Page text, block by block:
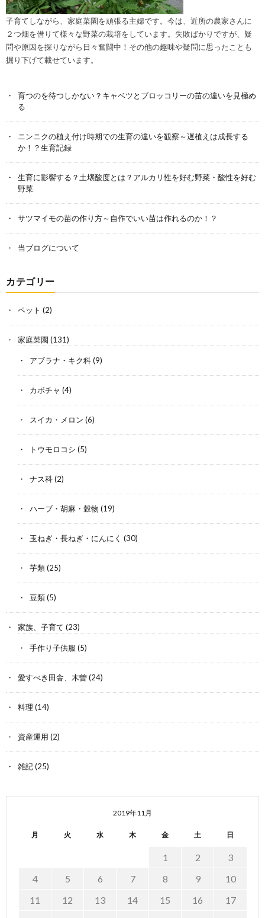
子育てしながら、家庭菜園を頑張る主婦です。今は、近所の農家さんに
２つ畑を借りて様々な野菜の栽培をしています。失敗ばかりですが、疑
問や原因を探りながら日々奮闘中！その他の趣味や疑問に思ったことも
掘り下げて載せています。
育つのを待つしかない？キャベツとブロッコリーの苗の違いを見極め
る
ニンニクの植え付け時期での生育の違いを観察～遅植えは成長する
か！？生育記録
生育に影響する？土壌酸度とは？アルカリ性を好む野菜・酸性を好む
野菜
サツマイモの苗の作り方～自作でいい苗は作れるのか！？
当ブログについて
カテゴリー
ペット (2)
家庭菜園 (131)
アブラナ・キク科(9)
カボチャ (4)
スイカ・メロン (6)
トウモロコシ (5)
ナス科(2)
ハーブ・胡麻・穀物 (19)
玉ねぎ・長ねぎ・にんにく (30)
芋類(25)
豆類(5)
家族、子育て (23)
手作り子供服 (5)
愛すべき田舎、木曽(24)
料理 (14)
資産運用 (2)
雑記(25)
2019年11月
月 火 水 木 金 土 日
1 2
3
4
5 6 7 8 9
10
11
12 13 14 15 16
17